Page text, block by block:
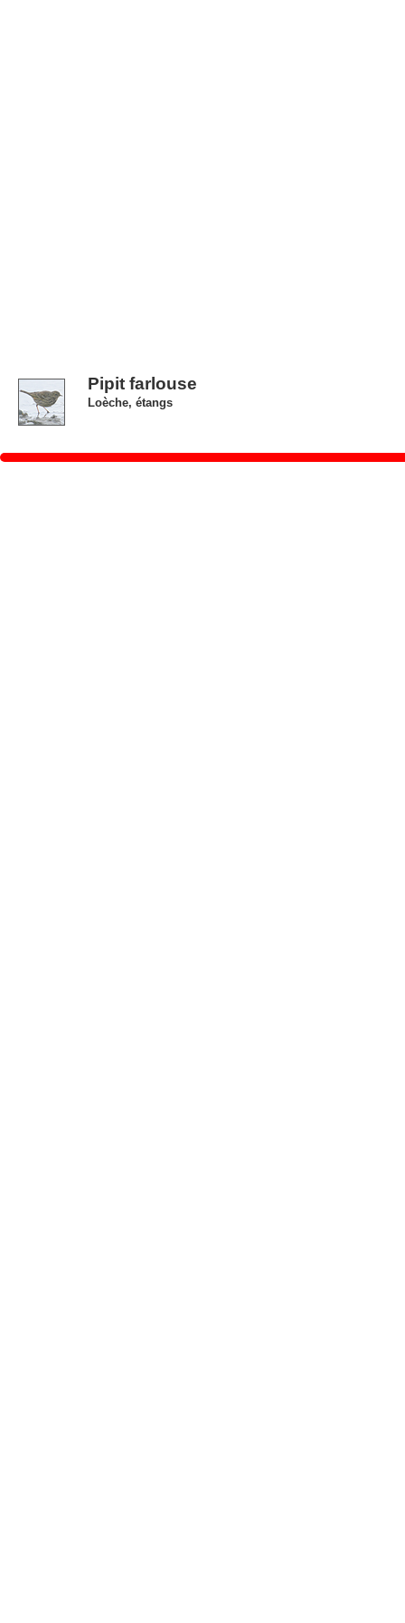
Pipit farlouse
Loèche, étangs